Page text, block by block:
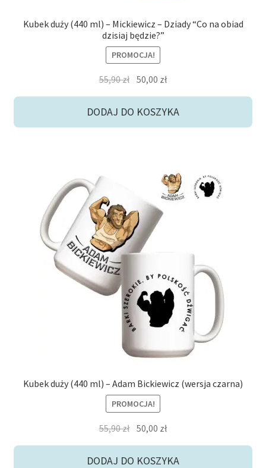
Kubek duży (440 ml) – Mickiewicz – Dziady “Co na obiad
dzisiaj będzie?”
PROMOCJA!
55,90zł Pierwotna
cena
wynosiła:
50,00 złAktualna
cena
wynosi:
DODAJ DO KOSZYKA
Kubek duży (440 ml) – Adam Bickiewicz (wersja czarna)
PROMOCJA!
55,90zł Pierwotna
wynosiła:
50,00 złAktualna
wynosi:
DODAJ DO KOSZYKA